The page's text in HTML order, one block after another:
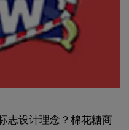
志设计理念？棉花糖商